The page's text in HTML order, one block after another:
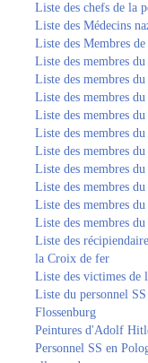
Liste des chefs de la
Liste des Médecins
Liste des Membres
Liste des membres
Liste des membres
Liste des membres
Liste des membres
Liste des membres
Liste des membres
Liste des membres
Liste des membres
Liste des membres
Liste des membres
Liste des
la Croix de fer
Liste des victimes de
Liste du personnel
Flossenburg
Peintures d'Adolf
Personnel SS en